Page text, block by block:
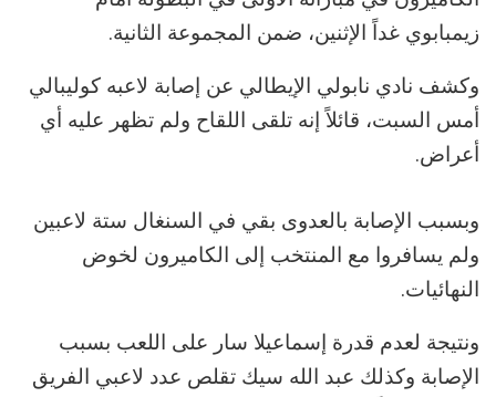
زيمبابوي غداً الإثنين، ضمن المجموعة الثانية.
وكشف نادي نابولي الإيطالي عن إصابة لاعبه كوليبالي
أمس السبت، قائلاً إنه تلقى اللقاح ولم تظهر عليه أي
أعراض.
وبسبب الإصابة بالعدوى بقي في السنغال ستة لاعبين
ولم يسافروا مع المنتخب إلى الكاميرون لخوض
النهائيات.
ونتيجة لعدم قدرة إسماعيلا سار على اللعب بسبب
الإصابة وكذلك عبد الله سيك تقلص عدد لاعبي الفريق